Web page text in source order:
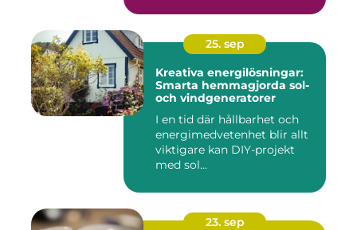
25. sep
Kreativa energilösningar:
Smarta hemmagjorda sol-
och vindgeneratorer
I en tid där hållbarhet och
energimedvetenhet blir allt
viktigare kan DIY-projekt
med sol...
23. sep